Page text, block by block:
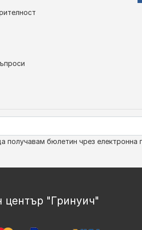
получавам бюлетин чрез електронна
център "Гринуич"